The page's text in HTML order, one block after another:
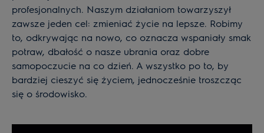
profesjonalnych. Naszym działaniom towarzyszył
zawsze jeden cel: zmieniać życie na lepsze. Robimy
to, odkrywając na nowo, co oznacza wspaniały smak
potraw, dbałość o nasze ubrania oraz dobre
samopoczucie na co dzień. A wszystko po to, by
bardziej cieszyć się życiem, jednocześnie troszcząc
się o środowisko.